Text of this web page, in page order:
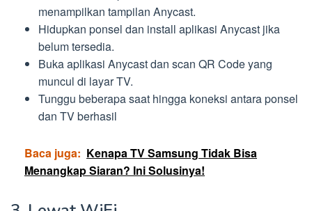
menampilkan tampilan Anycast.
Hidupkan ponsel dan install aplikasi Anycast jika
belum tersedia.
Buka aplikasi Anycast dan scan QR Code yang
muncul di layar TV.
Tunggu beberapa saat hingga koneksi antara ponsel
dan TV berhasil
Baca juga: Kenapa TV Samsung Tidak Bisa
Menangkap Siaran? Ini Solusinya!